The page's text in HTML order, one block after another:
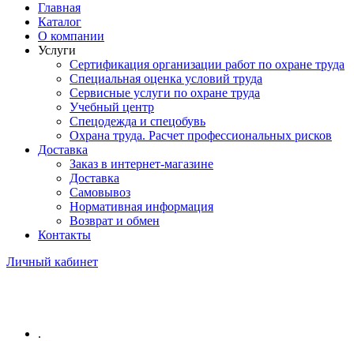
Главная
Каталог
О компании
Услуги
Сертификация организации работ по охране труда
Специальная оценка условий труда
Сервисные услуги по охране труда
Учебный центр
Спецодежда и спецобувь
Охрана труда. Расчет профессиональных рисков
Доставка
Заказ в интернет-магазине
Доставка
Самовывоз
Нормативная информация
Возврат и обмен
Контакты
Личный кабинет
.